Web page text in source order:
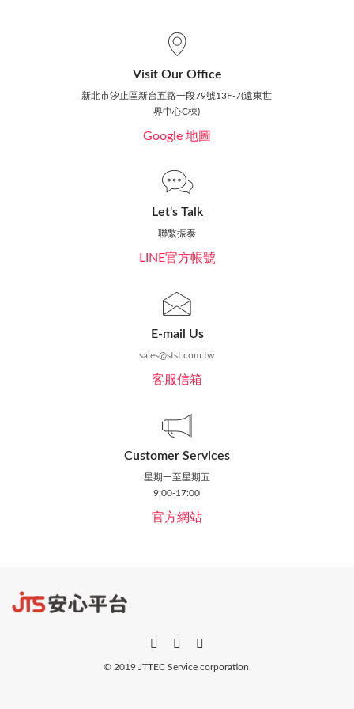
Visit Our Office
新北市汐止區新台五路一段79號13F-7(遠東世
界中心C棟)
Google 地圖
Let's Talk
聯繫振泰
LINE官方帳號
E-mail Us
sales@stst.com.tw
客服信箱
Customer Services
星期一至星期五
9:00-17:00
官方網站
© 2019 JTTEC Service corporation.